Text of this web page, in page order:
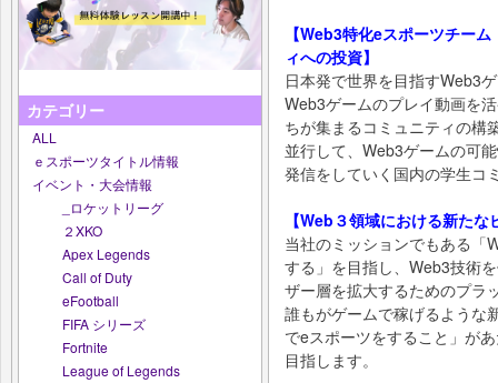
カテゴリー
ALL
ｅスポーツタイトル情報
イベント・大会情報
_ロケットリーグ
２XKO
Apex Legends
Call of Duty
eFootball
FIFA シリーズ
Fortnite
League of Legends
【Web3特化eスポーツチー
ィへの投資】
日本発で世界を目指すWeb3
Web3ゲームのプレイ動画を
ちが集まるコミュニティの構
並行して、Web3ゲームの可
発信をしていく国内の学生コ
【Web３領域における新た
当社のミッションでもある「
する」を目指し、Web3技術
ザー層を拡大するためのプラ
誰もがゲームで稼げるような
でeスポーツをすること」が
目指します。